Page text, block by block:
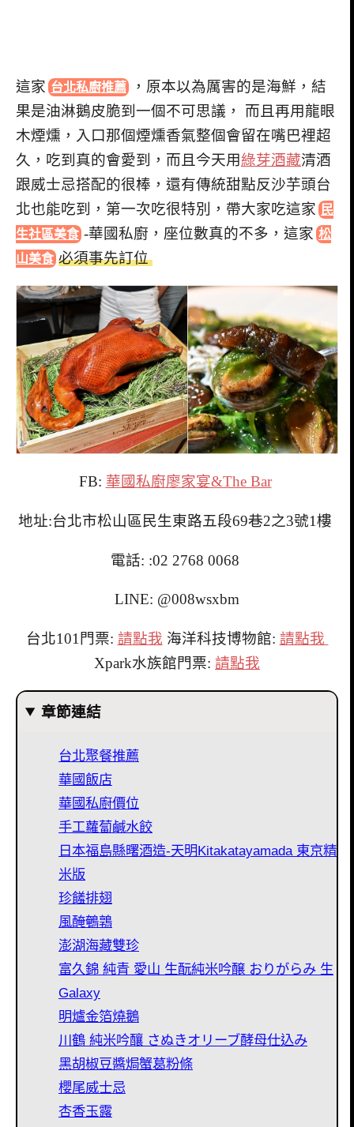
這家 台北私廚推薦
，原本以為厲害的是海鮮，結
果是油淋鵝皮脆到一個不可思議， 而且再用龍眼
木煙燻，入口那個煙燻香氣整個會留在嘴巴裡超
久，吃到真的會愛到，而且今天用綠芽酒藏清酒
跟威士忌搭配的很棒，還有傳統甜點反沙芋頭台
北也能吃到，第一次吃很特別，帶大家吃這家 民
生社區美食 -華國私廚，座位數真的不多，這家 松
山美食 必須事先訂位
FB: 華國私廚廖家宴&The Bar
地址:台北市松山區民生東路五段69巷2之3號1樓
電話: :02 2768 0068
LINE: @008wsxbm
台北101門票: 請點我 海洋科技博物館: 請點我
Xpark水族館門票: 請點我
章節連結
台北聚餐推薦
華國飯店
華國私廚價位
手工蘿蔔鹹水餃
日本福島縣曙酒造-天明Kitakatayamada 東京精
米版
珍饈排翅
風醃鵪鶉
澎湖海藏雙珍
富久錦 純青 愛山 生酛純米吟醸 おりがらみ 生
Galaxy
明爐金箔燒鵝
川鶴 純米吟釀 さぬきオリーブ酵母仕込み
黑胡椒豆醬焗蟹葛粉條
櫻尾威士忌
杏香玉露